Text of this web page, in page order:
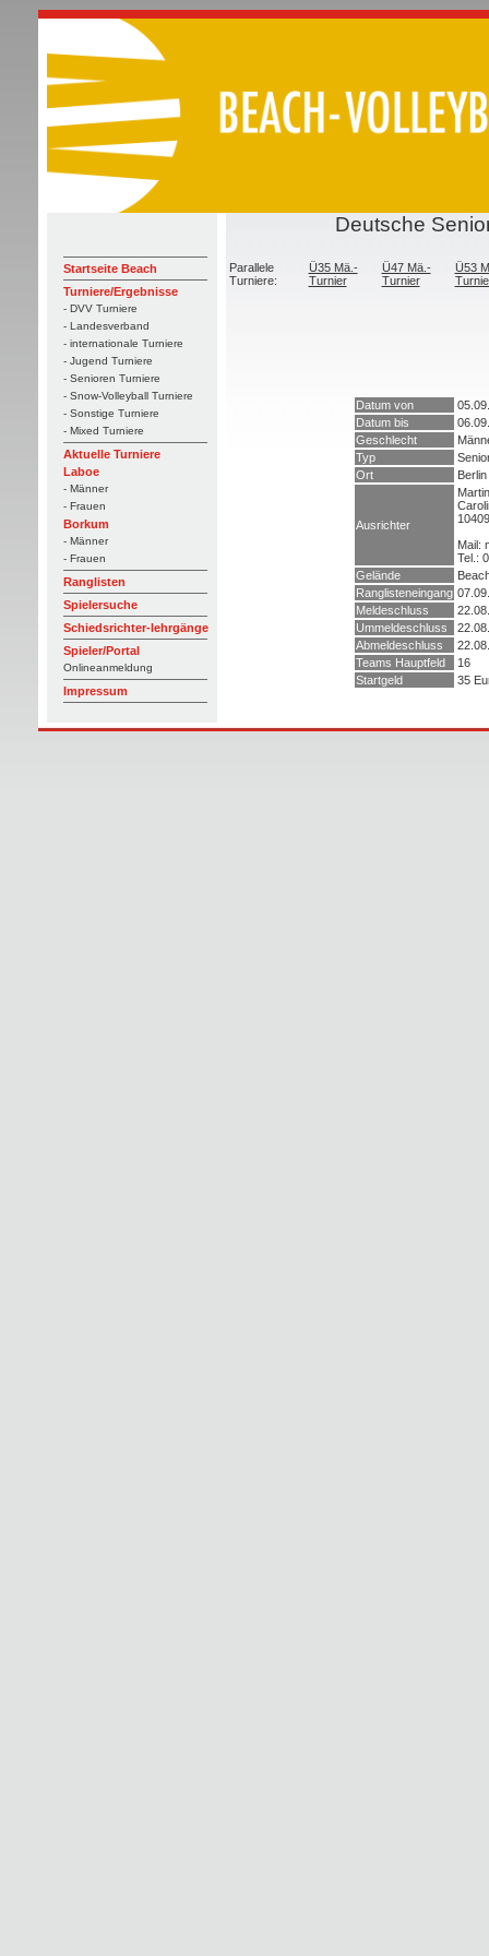
Startseite Beach
Turniere/Ergebnisse
- DVV Turniere
- Landesverband
- internationale Turniere
- Jugend Turniere
- Senioren Turniere
- Snow-Volleyball Turniere
- Sonstige Turniere
- Mixed Turniere
Aktuelle Turniere
Laboe
- Männer
- Frauen
Borkum
- Männer
- Frauen
Ranglisten
Spielersuche
Schiedsrichter-lehrgänge
Spieler/Portal
Onlineanmeldung
Impressum
Deutsche
Parallele
Turniere:
Ü35 Mä.-
Turnier
Ü47 Mä.-
Turnier
Ü53
Datum von
Datum bis
Geschlecht
Typ
Ort
Berlin
Ausrichter
Mail:
Tel.:
Gelände
Ranglisteneingang
Meldeschluss
Ummeldeschluss
Abmeldeschluss
Teams Hauptfeld
16
Startgeld
35